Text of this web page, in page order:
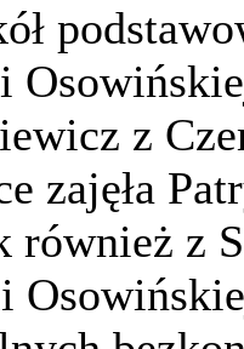
z
zajęła
również z